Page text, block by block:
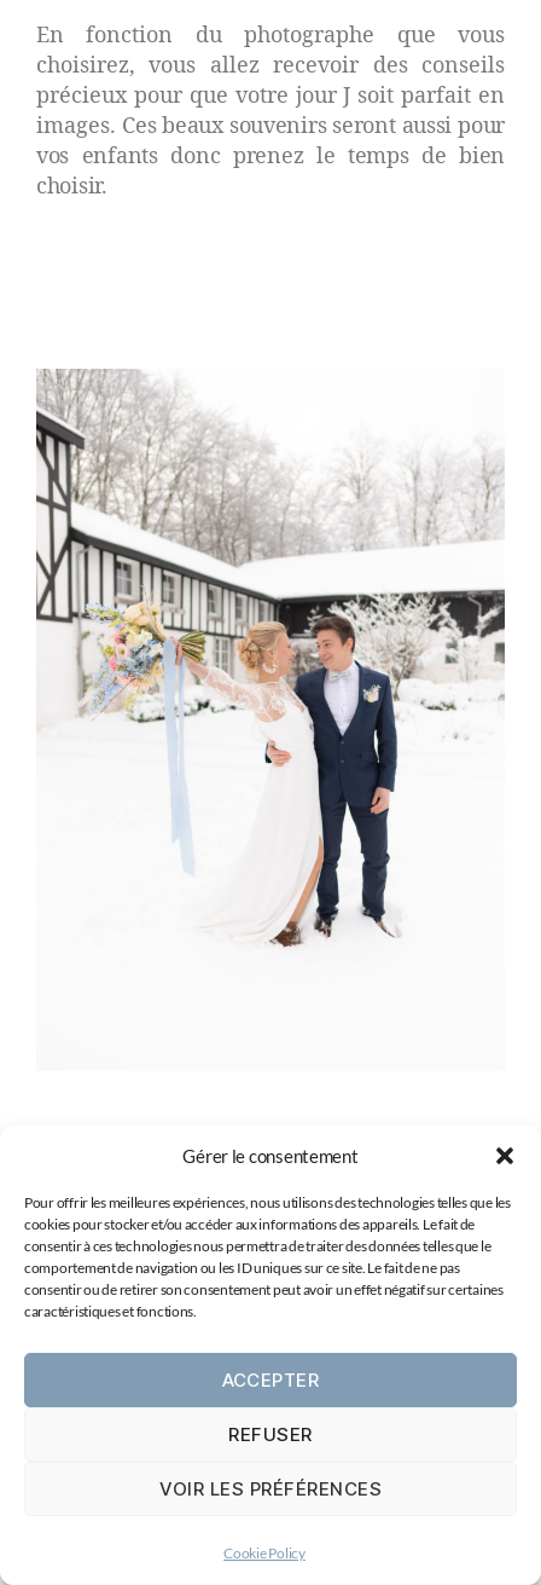
Gérer le consentement
Pour offrir les meilleures expériences, nous utilisons des technologies telles que les
cookies pour stocker et/ou accéder aux informations des appareils. Le fait de
consentir à ces technologies nous permettra de traiter des données telles que le
comportement de navigation ou les ID uniques sur ce site. Le fait de ne pas
consentir ou de retirer son consentement peut avoir un effet négatif sur certaines
caractéristiques et fonctions.
ACCEPTER
REFUSER
VOIR LES PRÉFÉRENCES
Cookie Policy
En fonction du photographe que vous
choisirez, vous allez recevoir des conseils
précieux pour que votre jour J soit parfait en
images. Ces beaux souvenirs seront aussi pour
vos enfants donc prenez le temps de bien
choisir.
Vous êtes à la recherche d’un
photographe pour votre mariage
pour voir s’il y a une belle
connection entre nous